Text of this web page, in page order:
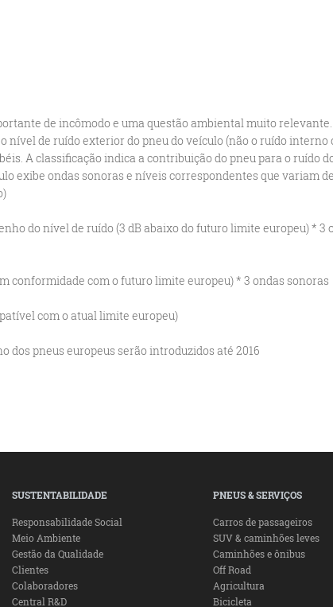
de incômodo e uma questão ambiental muito
nível de ruído exterior do pneu do veículo (não o ruído interno
A classificação indica a contribuição do pneu para o ruído
exibe ondas sonoras e níveis correspondentes que variam
do nível de ruído (3 dB abaixo do futuro limite europeu) * 3
conformidade com o futuro limite europeu) * 3 ondas sonoras
com o atual limite europeu)
dos pneus europeus serão introduzidos até 2016
SUSTENTABILIDADE
Responsabilidade Social
Meio Ambiente
Gestão da Qualidade
Clientes
Colaboradores
Central R&D
PNEUS & SERVIÇOS
Carros de passageiros
SUV & caminhões leves
Caminhões e ônibus
Off Road
Agricultura
Bicicleta